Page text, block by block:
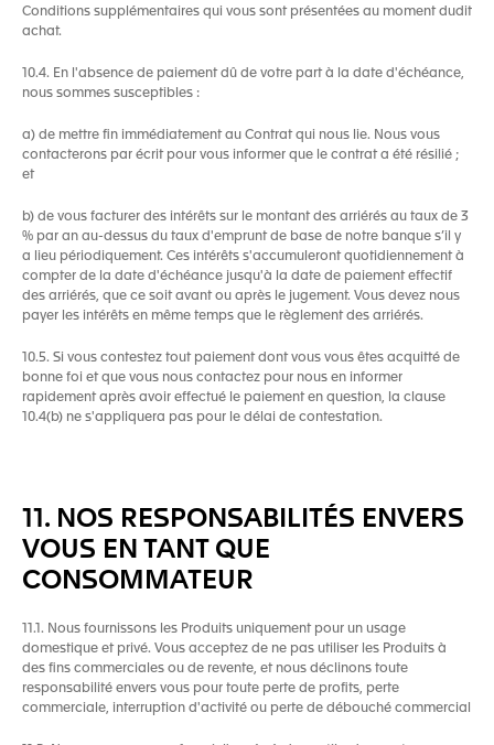
Conditions supplémentaires qui vous sont présentées au moment dudit
achat.
10.4. En l'absence de paiement dû de votre part à la date d'échéance,
nous sommes susceptibles :
a) de mettre fin immédiatement au Contrat qui nous lie. Nous vous
contacterons par écrit pour vous informer que le contrat a été résilié ;
et
b) de vous facturer des intérêts sur le montant des arriérés au taux de 3
% par an au-dessus du taux d'emprunt de base de notre banque s’il y
a lieu périodiquement. Ces intérêts s'accumuleront quotidiennement à
compter de la date d'échéance jusqu'à la date de paiement effectif
des arriérés, que ce soit avant ou après le jugement. Vous devez nous
payer les intérêts en même temps que le règlement des arriérés.
10.5. Si vous contestez tout paiement dont vous vous êtes acquitté de
bonne foi et que vous nous contactez pour nous en informer
rapidement après avoir effectué le paiement en question, la clause
10.4(b) ne s'appliquera pas pour le délai de contestation.
11. NOS RESPONSABILITÉS ENVERS
VOUS EN TANT QUE
CONSOMMATEUR
11.1. Nous fournissons les Produits uniquement pour un usage
domestique et privé. Vous acceptez de ne pas utiliser les Produits à
des fins commerciales ou de revente, et nous déclinons toute
responsabilité envers vous pour toute perte de profits, perte
commerciale, interruption d'activité ou perte de débouché commercial